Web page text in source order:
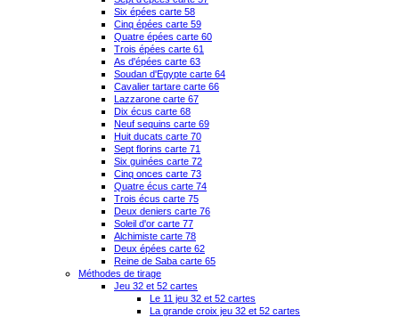
Six épées carte 58
Cinq épées carte 59
Quatre épées carte 60
Trois épées carte 61
As d'épées carte 63
Soudan d'Egypte carte 64
Cavalier tartare carte 66
Lazzarone carte 67
Dix écus carte 68
Neuf sequins carte 69
Huit ducats carte 70
Sept florins carte 71
Six guinées carte 72
Cinq onces carte 73
Quatre écus carte 74
Trois écus carte 75
Deux deniers carte 76
Soleil d'or carte 77
Alchimiste carte 78
Deux épées carte 62
Reine de Saba carte 65
Méthodes de tirage
Jeu 32 et 52 cartes
Le 11 jeu 32 et 52 cartes
La grande croix jeu 32 et 52 cartes